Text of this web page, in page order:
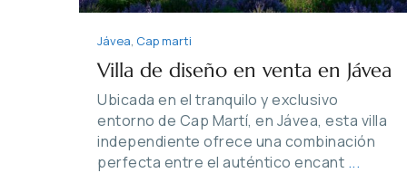
Jávea, Cap marti
Villa de diseño en venta en Jávea
Ubicada en el tranquilo y exclusivo
entorno de Cap Martí, en Jávea, esta villa
independiente ofrece una combinación
perfecta entre el auténtico encant ...